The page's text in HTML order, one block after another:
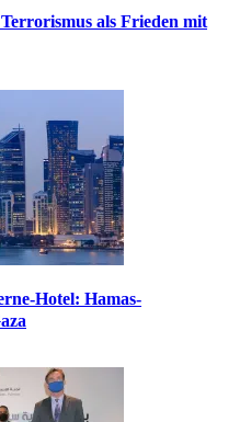
als Frieden mit
Hotel: Hamas-